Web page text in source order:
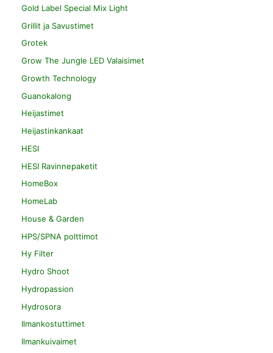
Gold Label Special Mix Light
Grillit ja Savustimet
Grotek
Grow The Jungle LED Valaisimet
Growth Technology
Guanokalong
Heijastimet
Heijastinkankaat
HESI
HESI Ravinnepaketit
HomeBox
HomeLab
House & Garden
HPS/SPNA polttimot
Hy Filter
Hydro Shoot
Hydropassion
Hydrosora
Ilmankostuttimet
Ilmankuivaimet